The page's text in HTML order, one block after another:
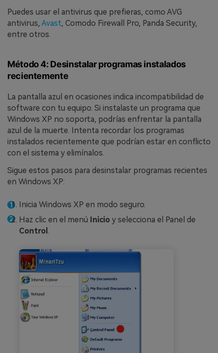
Puedes usar el antivirus que prefieras, como AVG
antivirus, Avast, Comodo Firewall Pro, Panda Security,
entre otros.
Método 4: Desinstalar programas instalados
recientemente
La pantalla azul en ocasiones indica incompatibilidad de
software con tu equipo. Si instalaste un programa que
Windows XP no soporta, podrías enfrentar la pantalla
azul de la muerte. Intenta recordar los programas
instalados recientemente que podrían estar en conflicto
con el sistema y elimínalos.
Sigue estos pasos para desinstalar programas recientes
en Windows XP:
Inicia Windows XP en modo seguro.
Haz clic en el menú Inicio y selecciona el Panel de
Control .